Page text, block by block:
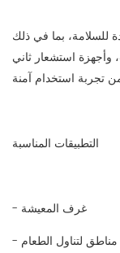
للسلامة، بما في ذلك
وأجهزة استشعار ثاني
التطبيقات المناسبة
- غرف المعيشة
- مناطق لتناول الطعام